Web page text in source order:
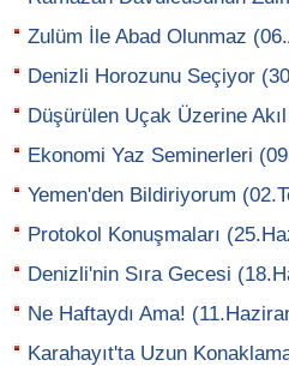
Zulüm İle Abad Olunmaz
Denizli Horozunu Seçiyor
Düşürülen Uçak Üzerine
Ekonomi Yaz Seminerleri
Yemen'den Bildiriyorum
Protokol Konuşmaları
Denizli'nin Sıra Gecesi
Ne Haftaydı Ama!
Karahayıt'ta Uzun